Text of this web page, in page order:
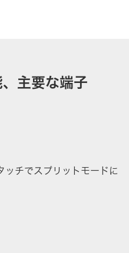
主要な端子
ッチでスプリットモードに